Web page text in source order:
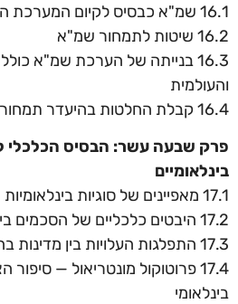
16.1 שמ"א כבסיס לקיום המערכת הכלכלית
16.2 שיטות לתמחור שמ"א
16.3 בנייתה של הערכת שמ"א
והעולמית
16.4 קבלת החלטות בהיעדר תמחור מלא
פרק שבעה עשר: הבסיס הכלכלי
בינלאומיים
17.1 מאפיינים של סוגיות בינלאומיות
17.2 היבטים כלכליים של הסכמים בינלאומיים
17.3 התפלגות העלויות בין מדינות בהסכם בינלאומי
17.4 פרוטוקול מונטריאול —
בינלאומי